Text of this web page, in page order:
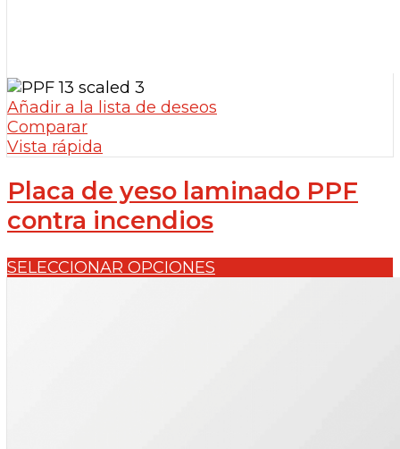
Añadir a la lista de deseos
Comparar
Vista rápida
Placa de yeso laminado PPF
contra incendios
SELECCIONAR OPCIONES